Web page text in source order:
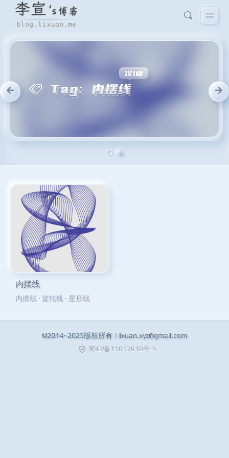
内摆线
内摆线 · 旋轮线 · 星形线
©2014~2025版权所有 | lixuan.xyz@gmail.com
冀ICP备11017610号-5